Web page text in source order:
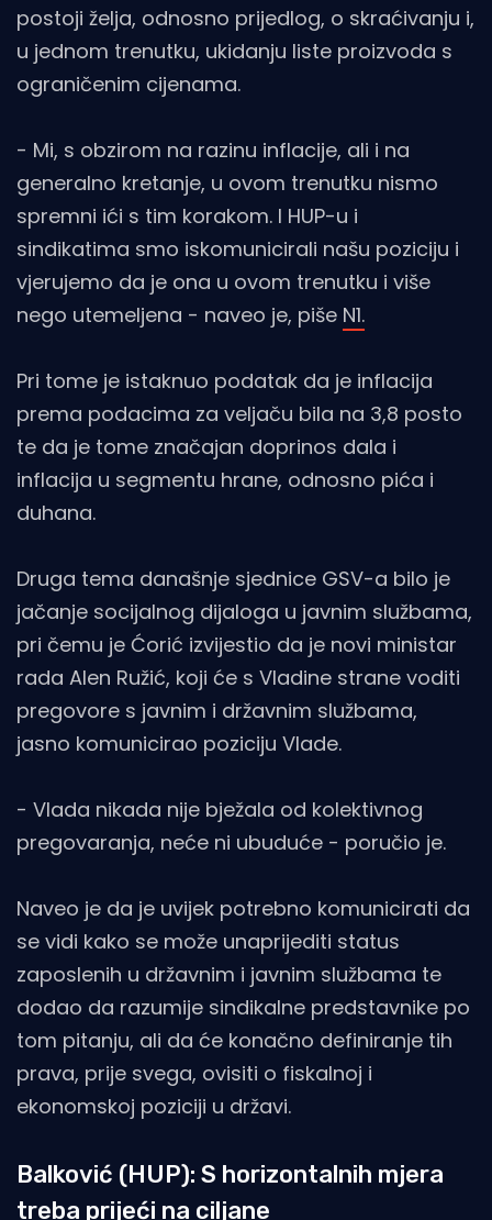
postoji želja, odnosno prijedlog, o skraćivanju i,
u jednom trenutku, ukidanju liste proizvoda s
ograničenim cijenama.
- Mi, s obzirom na razinu inflacije, ali i na
generalno kretanje, u ovom trenutku nismo
spremni ići s tim korakom. I HUP-u i
sindikatima smo iskomunicirali našu poziciju i
vjerujemo da je ona u ovom trenutku i više
nego utemeljena - naveo je, piše N1.
Pri tome je istaknuo podatak da je inflacija
prema podacima za veljaču bila na 3,8 posto
te da je tome značajan doprinos dala i
inflacija u segmentu hrane, odnosno pića i
duhana.
Druga tema današnje sjednice GSV-a bilo je
jačanje socijalnog dijaloga u javnim službama,
pri čemu je Ćorić izvijestio da je novi ministar
rada Alen Ružić, koji će s Vladine strane voditi
pregovore s javnim i državnim službama,
jasno komunicirao poziciju Vlade.
- Vlada nikada nije bježala od kolektivnog
pregovaranja, neće ni ubuduće - poručio je.
Naveo je da je uvijek potrebno komunicirati da
se vidi kako se može unaprijediti status
zaposlenih u državnim i javnim službama te
dodao da razumije sindikalne predstavnike po
tom pitanju, ali da će konačno definiranje tih
prava, prije svega, ovisiti o fiskalnoj i
ekonomskoj poziciji u državi.
Balković (HUP): S horizontalnih mjera
treba prijeći na ciljane